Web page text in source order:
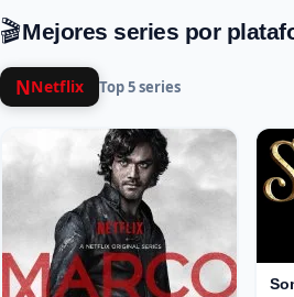
🎬Mejores series por
NNetflix Top 5 series